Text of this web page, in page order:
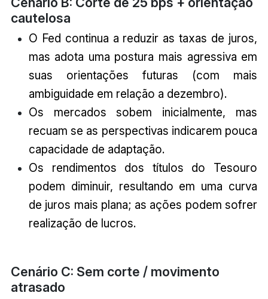
cautelosa
O Fed continua a reduzir as taxas de juros,
mas adota uma postura mais agressiva em
suas orientações futuras (com mais
ambiguidade em relação a dezembro).
Os mercados sobem inicialmente, mas
recuam se as perspectivas indicarem pouca
capacidade de adaptação.
Os rendimentos dos títulos do Tesouro
podem diminuir, resultando em uma curva
de juros mais plana; as ações podem sofrer
realização de lucros.
Cenário C: Sem corte / movimento
atrasado